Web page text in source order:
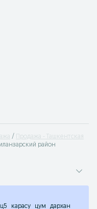
Продажа - Ташкентская
район
ц5 карасу цум
дархан